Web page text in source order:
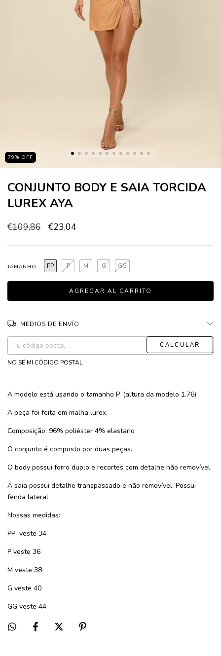
79% OFF
CONJUNTO BODY E SAIA TORCIDA
LUREX AYA
€109,86 €23,04
TAMANHO GG
G
M
P
PP
MEDIOS DE ENVÍO
Entregas para el CP:
CAMBIAR CP
NO SÉ MI CÓDIGO POSTAL
A modelo está usando o tamanho P. (altura da modelo 1.76)
A peça foi feita em malha lurex.
Composição: 96% poliéster 4% elastano
O conjunto é composto por duas peças.
O body possui forro duplo e recortes com detalhe não removível.
A saia possui detalhe transpassado e não removível. Possui
fenda lateral
Nossas medidas:
PP veste 34
P veste 36
M veste 38
G veste 40
GG veste 44